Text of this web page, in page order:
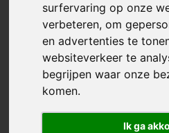
surfervaring op onze
verbeteren, om
en advertenties te
websiteverkeer te
begrijpen waar onze
komen.
Ik ga
0/10 (0 Reviews)